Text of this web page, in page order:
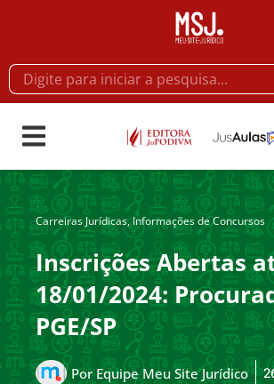
Carreiras Jurídicas,Informações de Concursos
Inscrições Abertas
18/01/2024:
PGE/SP
PorEquipe Meu Site Jurídico